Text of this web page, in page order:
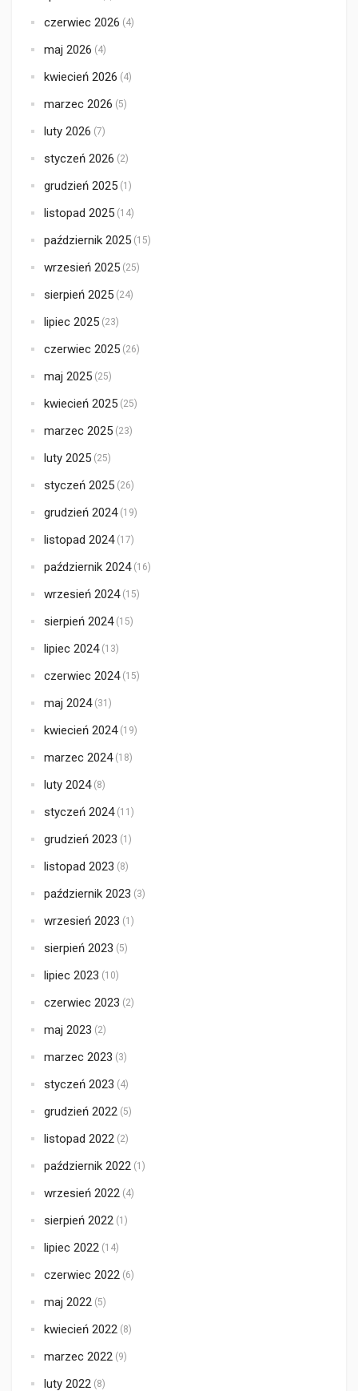
czerwiec 2026 (4)
maj 2026 (4)
kwiecień 2026 (4)
marzec 2026 (5)
luty 2026 (7)
styczeń 2026 (2)
grudzień 2025 (1)
listopad 2025 (14)
październik 2025 (15)
wrzesień 2025 (25)
sierpień 2025 (24)
lipiec 2025 (23)
czerwiec 2025 (26)
maj 2025 (25)
kwiecień 2025 (25)
marzec 2025 (23)
luty 2025 (25)
styczeń 2025 (26)
grudzień 2024(19)
listopad 2024(17)
październik 2024(16)
wrzesień 2024(15)
sierpień 2024(15)
lipiec 2024(13)
czerwiec 2024(15)
maj 2024(31)
kwiecień 2024(19)
marzec 2024(18)
luty 2024(8)
styczeń 2024(11)
grudzień 2023 (1)
listopad 2023 (8)
październik 2023 (3)
wrzesień 2023 (1)
sierpień 2023 (5)
lipiec 2023 (10)
czerwiec 2023 (2)
maj 2023 (2)
marzec 2023 (3)
styczeń 2023 (4)
grudzień 2022 (5)
listopad 2022 (2)
październik 2022 (1)
wrzesień 2022 (4)
sierpień 2022 (1)
lipiec 2022 (14)
czerwiec 2022 (6)
maj 2022 (5)
kwiecień 2022 (8)
marzec 2022 (9)
luty 2022 (8)